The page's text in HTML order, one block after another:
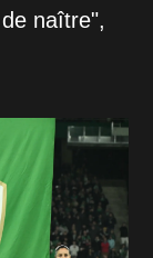
naître",